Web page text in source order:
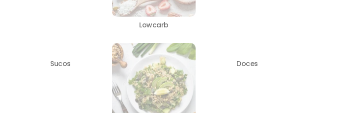
Lowcarb
Sucos Doces